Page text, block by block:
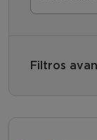
Filtros